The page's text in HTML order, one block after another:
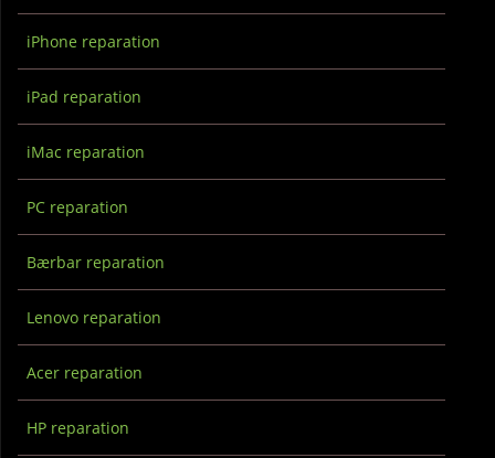
iPhone reparation
iPad reparation
iMac reparation
PC reparation
Bærbar reparation
Lenovo reparation
Acer reparation
HP reparation